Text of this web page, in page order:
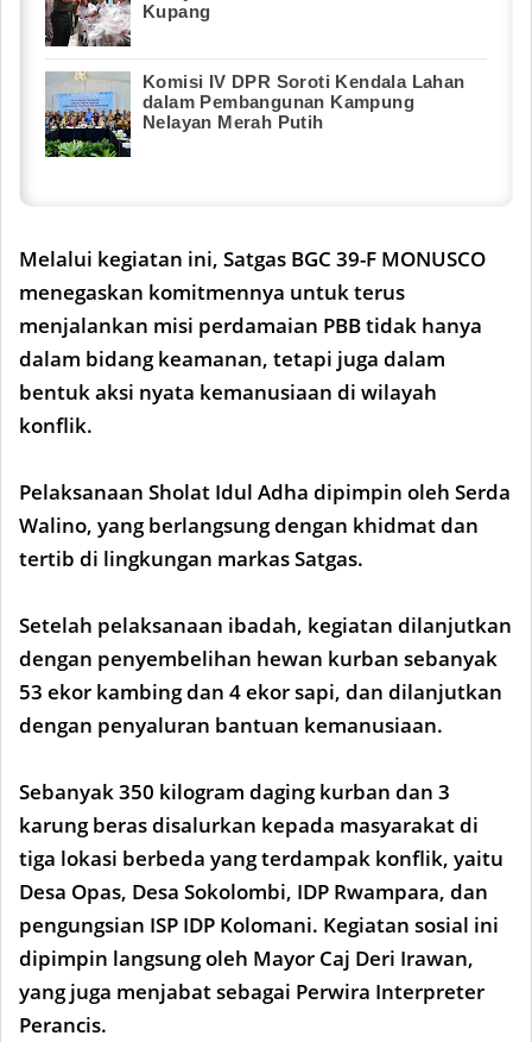
Kupang
Komisi IV DPR Soroti Kendala Lahan
dalam Pembangunan Kampung
Nelayan Merah Putih
Melalui kegiatan ini, Satgas BGC 39-F MONUSCO
menegaskan komitmennya untuk terus
menjalankan misi perdamaian PBB tidak hanya
dalam bidang keamanan, tetapi juga dalam
bentuk aksi nyata kemanusiaan di wilayah
konflik.
Pelaksanaan Sholat Idul Adha dipimpin oleh Serda
Walino, yang berlangsung dengan khidmat dan
tertib di lingkungan markas Satgas.
Setelah pelaksanaan ibadah, kegiatan dilanjutkan
dengan penyembelihan hewan kurban sebanyak
53 ekor kambing dan 4 ekor sapi, dan dilanjutkan
dengan penyaluran bantuan kemanusiaan.
Sebanyak 350 kilogram daging kurban dan 3
karung beras disalurkan kepada masyarakat di
tiga lokasi berbeda yang terdampak konflik, yaitu
Desa Opas, Desa Sokolombi, IDP Rwampara, dan
pengungsian ISP IDP Kolomani. Kegiatan sosial ini
dipimpin langsung oleh Mayor Caj Deri Irawan,
yang juga menjabat sebagai Perwira Interpreter
Perancis.